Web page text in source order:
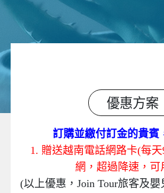
優惠方案
訂購並繳付訂金的貴賓
1. 贈送越南電話網路卡(每
網，超過降速，可
(以上優惠，Join Tour旅客及